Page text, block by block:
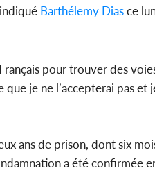
Barthélemy Diasce
pour trouver des
je ne l’accepterai pas et
ans de prison, dont six
a été confirmée